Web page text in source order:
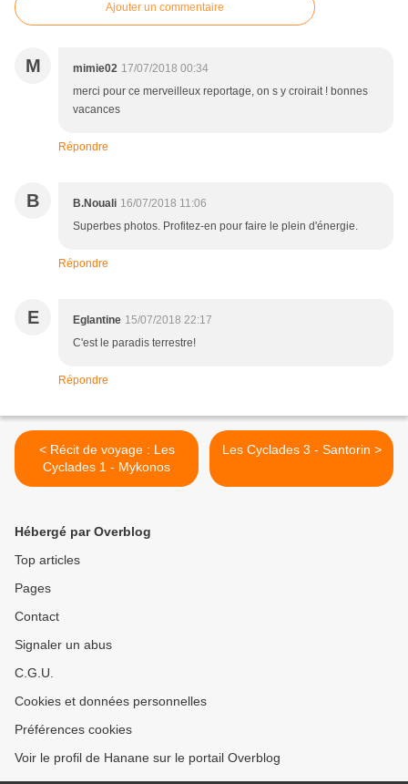
Ajouter un commentaire
M mimie02 17/07/2018 00:34
merci pour ce merveilleux reportage, on s y croirait ! bonnes
vacances
Répondre
B B.Nouali 16/07/2018 11:06
Superbes photos. Profitez-en pour faire le plein d'énergie.
Répondre
E Eglantine 15/07/2018 22:17
C'est le paradis terrestre!
Répondre
< Récit de voyage : Les
Cyclades 1 - Mykonos
Les Cyclades 3 - Santorin >
Hébergé par Overblog
Top articles
Pages
Contact
Signaler un abus
C.G.U.
Cookies et données personnelles
Préférences cookies
Voir le profil de Hanane sur le portail Overblog